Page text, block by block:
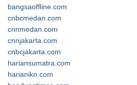
bangsaoffline.com
cnbcmedan.com
cnnmedan.com
cnnjakarta.com
cnbcjakarta.com
hariansumatra.com
harianikn.com